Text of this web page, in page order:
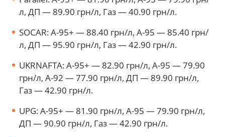
л, ДП — 89.90 грн/л, Газ — 40.90 грн/л.
SOCAR: А-95+ — 88.40 грн/л, А-95 — 85.40 грн/
л, ДП — 95.90 грн/л, Газ — 42.90 грн/л.
UKRNAFTA: А-95+ — 82.90 грн/л, А-95 — 79.90
грн/л, А-92 — 77.90 грн/л, ДП — 89.90 грн/л,
Газ — 42.90 грн/л.
UPG: А-95+ — 81.90 грн/л, А-95 — 79.90 грн/л,
ДП — 90.90 грн/л, Газ — 42.90 грн/л.